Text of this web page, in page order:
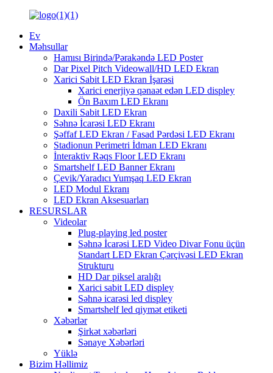
Ev
Məhsullar
Hamısı Birində/Pərakəndə LED Poster
Dar Pixel Pitch Videowall/HD LED Ekran
Xarici Sabit LED Ekran İşarəsi
Xarici enerjiyə qənaət edən LED displey
Ön Baxım LED Ekranı
Daxili Sabit LED Ekran
Səhnə İcarəsi LED Ekranı
Şəffaf LED Ekran / Fasad Pərdəsi LED Ekranı
Stadionun Perimetri İdman LED Ekranı
İnteraktiv Rəqs Floor LED Ekranı
Smartshelf LED Banner Ekranı
Çevik/Yaradıcı Yumşaq LED Ekran
LED Modul Ekranı
LED Ekran Aksesuarları
RESURSLAR
Videolar
Plug-playing led poster
Səhnə İcarəsi LED Video Divar Fonu üçün
Standart LED Ekran Çərçivəsi LED Ekran
Strukturu
HD Dar piksel aralığı
Xarici sabit LED displey
Səhnə icarəsi led displey
Smartshelf led qiymət etiketi
Xəbərlər
Şirkət xəbərləri
Sənaye Xəbərləri
Yüklə
Bizim Həllimiz